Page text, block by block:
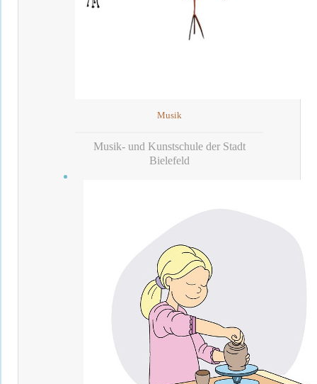
Musik
Musik- und Kunstschule der Stadt
Bielefeld